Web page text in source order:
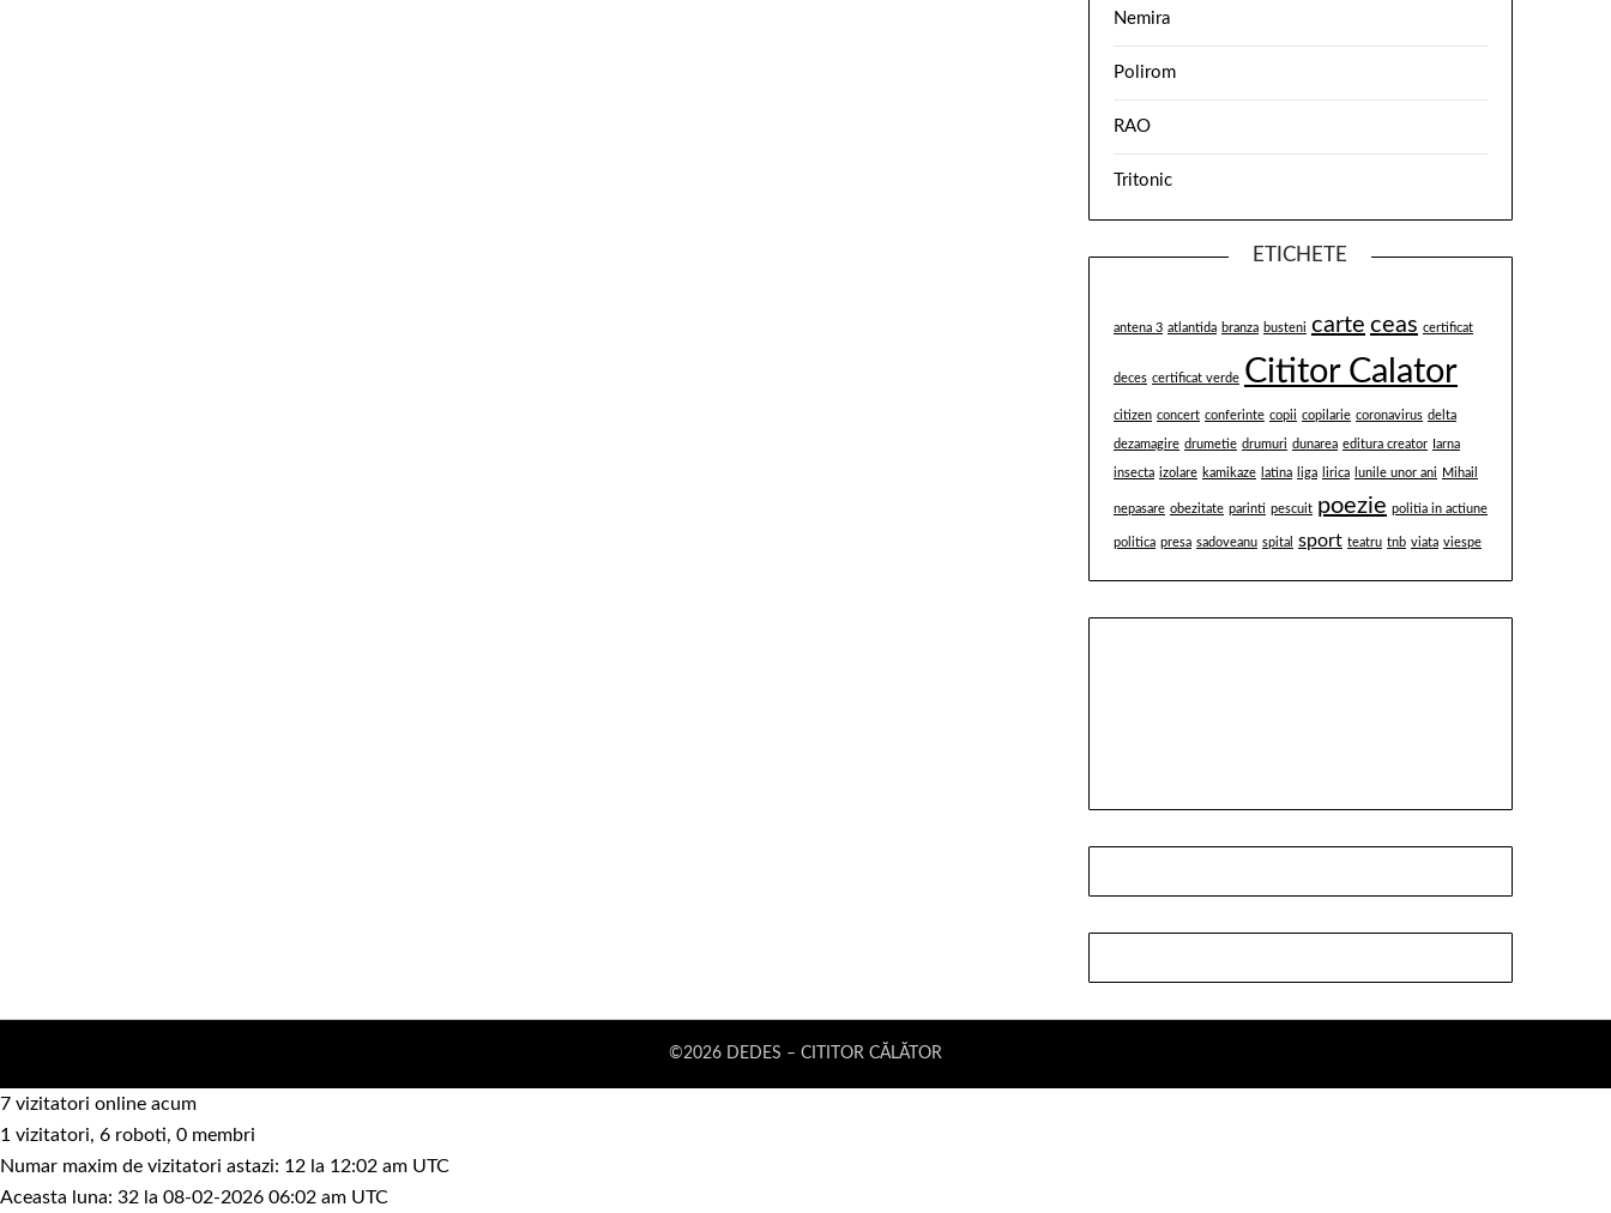
Nemira
Polirom
RAO
Tritonic
ETICHETE
antena 3 atlantida branza busteni carte ceas certificat
deces certificat verde Cititor Calator
citizen concert conferinte copii copilarie coronavirus delta
dezamagire drumetie drumuri dunarea editura creator Iarna
insecta izolare kamikaze latina liga lirica lunile unor ani Mihail
nepasare obezitate parinti pescuit poezie politia in actiune
politica presa sadoveanu spital sport teatru tnb viata viespe
©2026 DEDES – CITITOR CĂLĂTOR
7 vizitatori online acum
1 vizitatori, 6 roboti, 0 membri
Numar maxim de vizitatori astazi: 12 la 12:02 am UTC
Aceasta luna: 32 la 08-02-2026 06:02 am UTC